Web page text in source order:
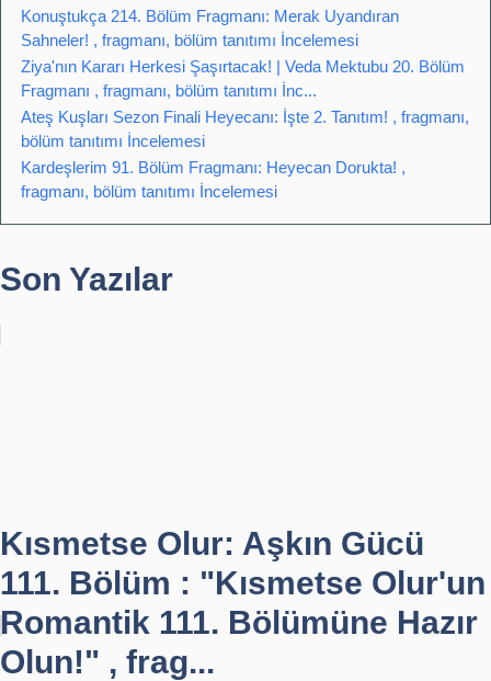
Konuştukça 214. Bölüm Fragmanı: Merak Uyandıran
Sahneler! , fragmanı, bölüm tanıtımı İncelemesi
Ziya'nın Kararı Herkesi Şaşırtacak! | Veda Mektubu 20. Bölüm
Fragmanı , fragmanı, bölüm tanıtımı İnc...
Ateş Kuşları Sezon Finali Heyecanı: İşte 2. Tanıtım! , fragmanı,
bölüm tanıtımı İncelemesi
Kardeşlerim 91. Bölüm Fragmanı: Heyecan Dorukta! ,
fragmanı, bölüm tanıtımı İncelemesi
Son Yazılar
Kısmetse Olur: Aşkın Gücü
111. Bölüm : "Kısmetse Olur'un
Romantik 111. Bölümüne Hazır
Olun!" , frag...